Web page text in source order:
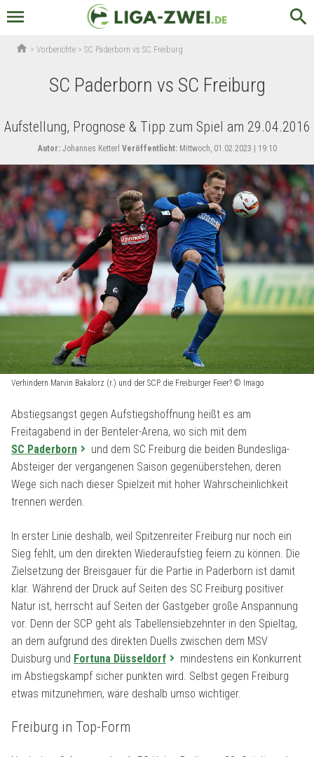
menu search
home >Vorberichte >SC Paderborn vs SC Freiburg
SC Paderborn vs SC Freiburg
Aufstellung, Prognose & Tipp zum Spiel am 29.04.2016
Autor:Johannes Ketterl Veröffentlicht:Mittwoch, 01.02.2023 | 19:10
Verhindern Marvin Bakalorz (r.) und der SCP die Freiburger Feier? © Imago
Abstiegsangst gegen Aufstiegshoffnung heißt es am
Freitagabend in der Benteler-Arena, wo sich mit dem
SC Paderborn
und dem SC Freiburg die beiden Bundesliga-
Absteiger der vergangenen Saison gegenüberstehen, deren
Wege sich nach dieser Spielzeit mit hoher Wahrscheinlichkeit
trennen werden.
In erster Linie deshalb, weil Spitzenreiter Freiburg nur noch ein
Sieg fehlt, um den direkten Wiederaufstieg feiern zu können. Die
Zielsetzung der Breisgauer für die Partie in Paderborn ist damit
klar. Während der Druck auf Seiten des SC Freiburg positiver
Natur ist, herrscht auf Seiten der Gastgeber große Anspannung
vor. Denn der SCP geht als Tabellensiebzehnter in den Spieltag,
an dem aufgrund des direkten Duells zwischen dem MSV
Duisburg und Fortuna Düsseldorf
mindestens ein Konkurrent
im Abstiegskampf sicher punkten wird. Selbst gegen Freiburg
etwas mitzunehmen, wäre deshalb umso wichtiger.
Freiburg in Top-Form